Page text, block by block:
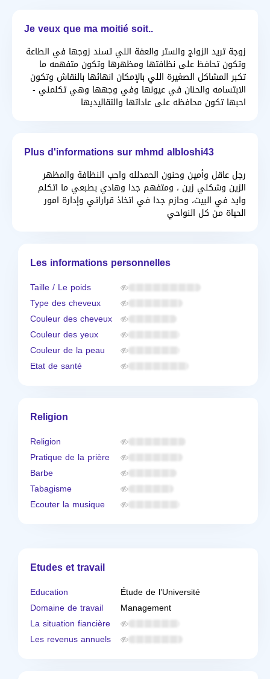
Je veux que ma moitié soit..
زوجة تريد الزواج والستر والعفة اللي تسند زوجها في الطاعة
وتكون تحافظ على نظافتها ومظهرها وتكون متفهمه ما
تكبر المشاكل الصغيرة اللي بالإمكان انهائها بالنقاش وتكون
الابتسامه والحنان في عيونها وفي وجهها وهي تكلمني -
احبها تكون محافظه على عاداتها والتقاليديها
Plus d'informations sur mhmd albloshi43
رجل عاقل وأمين وحنون الحمدلله واحب النظافة والمظهر
الزين وشكلي زين ، ومتفهم جدا وهادي بطبعي ما اتكلم
وايد في البيت، وحازم جدا في اتخاذ قراراتي وإدارة امور
الحياة من كل النواحي
Les informations personnelles
Taille / Le poids
Type des cheveux
Couleur des cheveux
Couleur des yeux
Couleur de la peau
Etat de santé
Religion
Religion
Pratique de la prière
Barbe
Tabagisme
Ecouter la musique
Etudes et travail
Education
Étude de l’Université
Domaine de travail
Management
La situation fiancière
Les revenus annuels